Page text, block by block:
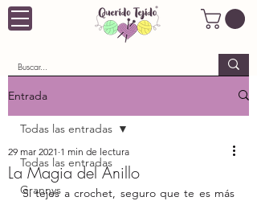
Entrada
Todas las entradas
Grannys
Todas las entradas
La Magia del Anillo
29 mar 2021 1 min de lectura
Si tejes a crochet, seguro que te es más